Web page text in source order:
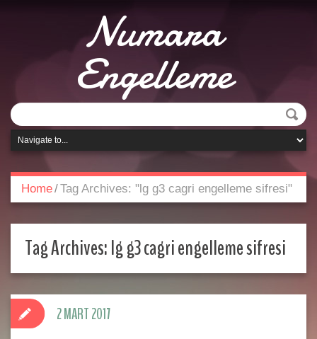
Numara
Engelleme
Home/Tag Archives: "lg g3 cagri engelleme sifresi"
Tag Archives:lg g3 cagri engelleme sifresi
2 MART 2017